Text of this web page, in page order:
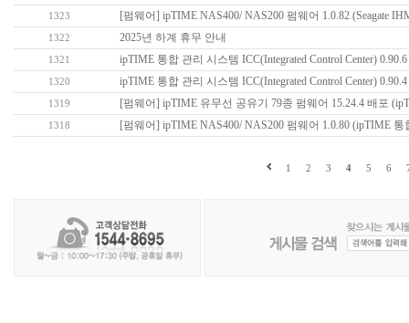
1323 [펌웨어] ipTIME NAS400/ NAS200 펌웨어 1.0.82 (Seagate
1322 2025년 하계 휴무 안내
1321 ipTIME 통합 관리 시스템 ICC(Integrated Control Center)
1320 ipTIME 통합 관리 시스템 ICC(Integrated Control Center)
1319 [펌웨어] ipTIME 유무선 공유기 79종 펌웨어 15.24.4 배포
1318 [펌웨어] ipTIME NAS400/ NAS200 펌웨어 1.0.80 (ipTIME
1 2 3 4 5 6